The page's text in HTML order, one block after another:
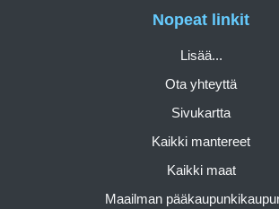
Nopeat linkit
Lisää...
Ota yhteyttä
Sivukartta
Kaikki mantereet
Kaikki maat
Maailman